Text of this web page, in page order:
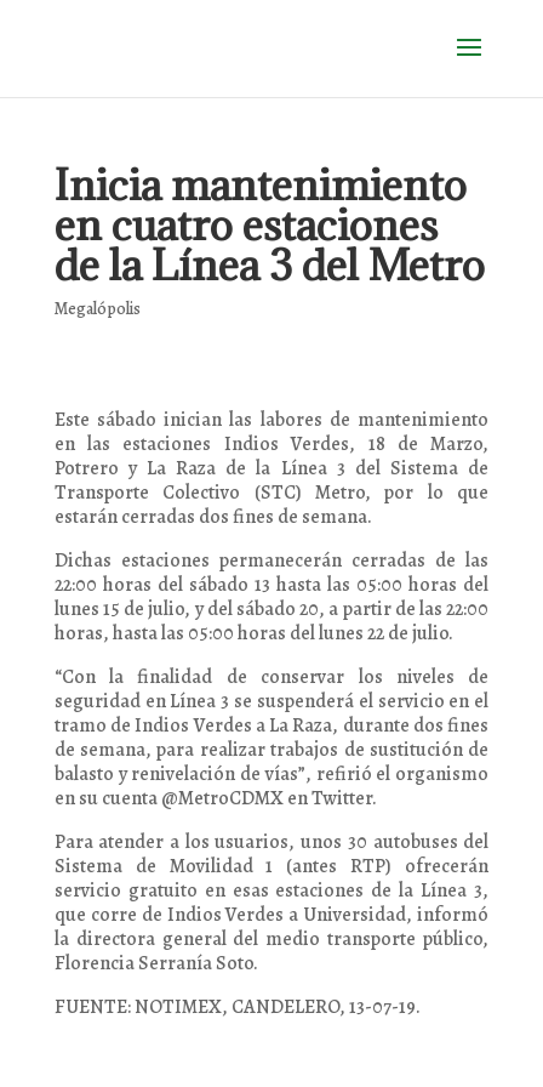
Inicia mantenimiento
en cuatro estaciones
de la Línea 3 del Metro
Megalópolis
Este sábado inician las labores de mantenimiento
en las estaciones Indios Verdes, 18 de Marzo,
Potrero y La Raza de la Línea 3 del Sistema de
Transporte Colectivo (STC) Metro, por lo que
estarán cerradas dos fines de semana.
Dichas estaciones permanecerán cerradas de las
22:00 horas del sábado 13 hasta las 05:00 horas del
lunes 15 de julio, y del sábado 20, a partir de las 22:00
horas, hasta las 05:00 horas del lunes 22 de julio.
“Con la finalidad de conservar los niveles de
seguridad en Línea 3 se suspenderá el servicio en el
tramo de Indios Verdes a La Raza, durante dos fines
de semana, para realizar trabajos de sustitución de
balasto y renivelación de vías”, refirió el organismo
en su cuenta @MetroCDMX en Twitter.
Para atender a los usuarios, unos 30 autobuses del
Sistema de Movilidad 1 (antes RTP) ofrecerán
servicio gratuito en esas estaciones de la Línea 3,
que corre de Indios Verdes a Universidad, informó
la directora general del medio transporte público,
Florencia Serranía Soto.
FUENTE: NOTIMEX, CANDELERO, 13-07-19.